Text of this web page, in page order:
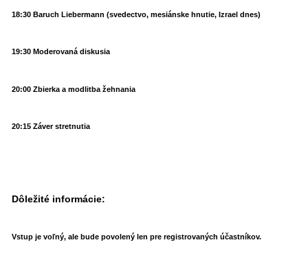
18:30 Baruch Liebermann (svedectvo, mesiánske hnutie, Izrael dnes)
19:30 Moderovaná diskusia
20:00 Zbierka a modlitba žehnania
20:15 Záver stretnutia
Dôležité informácie:
Vstup je voľný, ale bude povolený len pre registrovaných účastníkov.